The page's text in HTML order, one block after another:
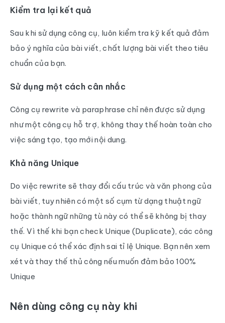
Kiểm tra lại kết quả
Sau khi sử dụng công cụ, luôn kiểm tra kỹ kết quả đảm
bảo ý nghĩa của bài viết, chất lượng bài viết theo tiêu
chuẩn của bạn.
Sử dụng một cách cân nhắc
Công cụ rewrite và paraphrase chỉ nên được sử dụng
như một công cụ hỗ trợ, không thay thế hoàn toàn cho
việc sáng tạo, tạo mới nội dung.
Khả năng Unique
Do việc rewrite sẽ thay đổi cấu trúc và văn phong của
bài viết, tuy nhiên có một số cụm từ dạng thuật ngữ
hoặc thành ngữ những tù này có thể sẽ không bị thay
thế. Vì thế khi bạn check Unique (Duplicate), các công
cụ Unique có thể xác định sai tỉ lệ Unique. Bạn nên xem
xét và thay thế thủ công nếu muốn đảm bảo 100%
Unique
Nên dùng công cụ này khi